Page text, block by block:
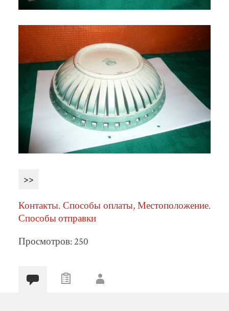
>>
Контакты. Способы оплаты, Местоположение.
Способы отправки
Просмотров: 250